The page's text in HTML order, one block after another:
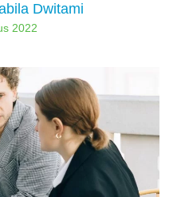
Dwitami
2022